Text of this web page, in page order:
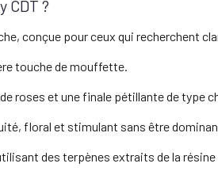
CDT ?
conçue pour ceux qui recherchent
touche de mouffette.
roses et une finale pétillante de type
floral et stimulant sans être
des terpènes extraits de la